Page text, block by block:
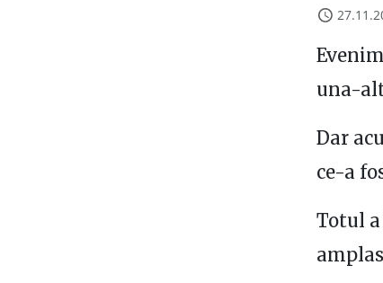
una-
Dar
ce-a
Totul